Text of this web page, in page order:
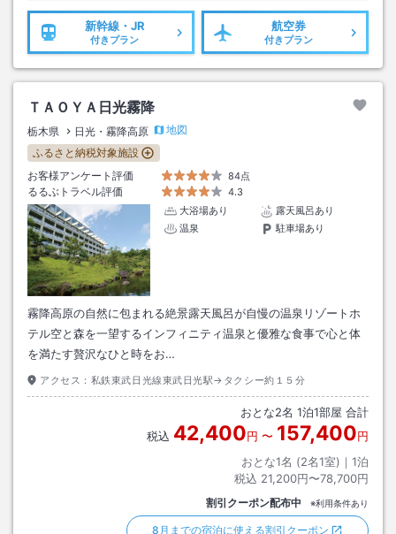
新幹線・JR
付きプラン
航空券
付きプラン
ＴＡＯＹＡ日光霧降
栃木県 日光・霧降高原
地図
ふるさと納税対象施設
お客様アンケート評価
84点
るるぶトラベル評価
4.3
大浴場あり
露天風呂あり
温泉
駐車場あり
霧降高原の自然に包まれる絶景露天風呂が自慢の温泉リゾートホ
テル空と森を一望するインフィニティ温泉と優雅な食事で心と体
を満たす贅沢なひと時をお…
アクセス： 私鉄東武日光線東武日光駅→タクシー約１５分
おとな2名 1泊1部屋 合計
税込 42,400円 〜 157,400円
おとな1名 (2名1室)｜ 1泊
税込 21,200円〜78,700円
割引クーポン配布中 ※利用条件あり
8月までの宿泊に使える割引クーポン